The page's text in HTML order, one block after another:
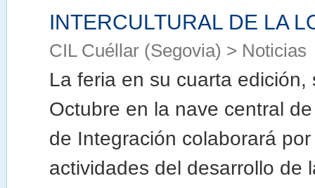
INTERCULTURAL DE LA
CIL Cuéllar (Segovia) > Noticias
La feria en su cuarta
Octubre en la nave central
de Integración colaborará
actividades del desarrollo de